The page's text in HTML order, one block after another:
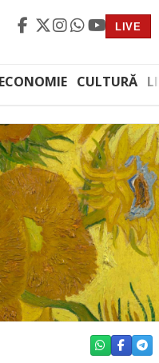
LIVE
ECONOMIE CULTURĂ
WHATSAPP